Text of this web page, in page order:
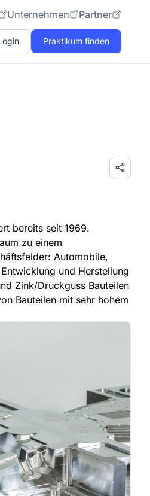
Unternehmen Partner
Praktikum finden
bereits seit 1969.
zu einem
Automobile,
und Herstellung
Zink/Druckguss Bauteilen
Bauteilen mit sehr hohem